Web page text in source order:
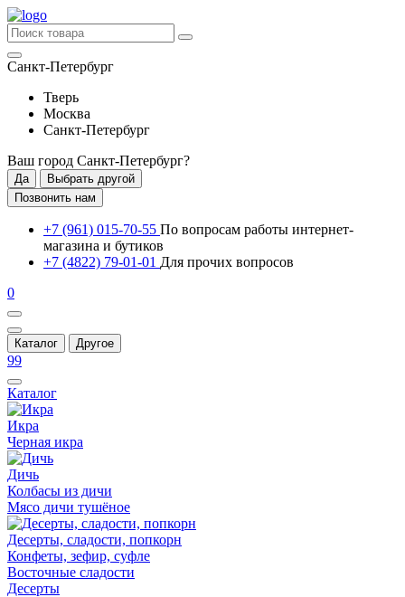
Санкт-Петербург
Тверь
Москва
Санкт-Петербург
Ваш город Санкт-Петербург?
Да
Выбрать другой
Позвонить нам
+7 (961) 015-70-55 По вопросам работы интернет-
магазина и бутиков
+7 (4822) 79-01-01 Для прочих вопросов
0
Каталог Другое
99
Каталог
Икра
Черная икра
Дичь
Колбасы из дичи
Мясо дичи тушёное
Десерты, сладости, попкорн
Конфеты, зефир, суфле
Восточные сладости
Десерты